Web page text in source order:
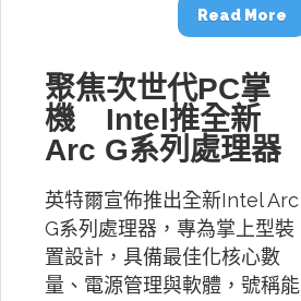
Read More
聚焦次世代PC掌
機 Intel推全新
Arc G系列處理器
英特爾宣佈推出全新Intel Arc
G系列處理器，專為掌上型裝
置設計，具備最佳化核心數
量、電源管理與軟體，號稱能